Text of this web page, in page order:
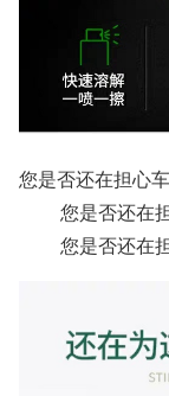
您是否还在担心
您是否还在担
您是否还在担